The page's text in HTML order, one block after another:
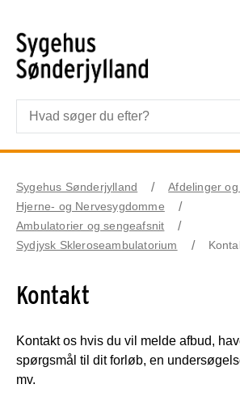
Sygehus Sønderjylland
Afdelinger
Hjerne- og Nervesygdomme
Ambulatorier og sengeafsnit
Sydjysk Skleroseambulatorium
Kontakt
Kontakt os hvis du vil melde afbud,
spørgsmål til dit forløb, en
mv.